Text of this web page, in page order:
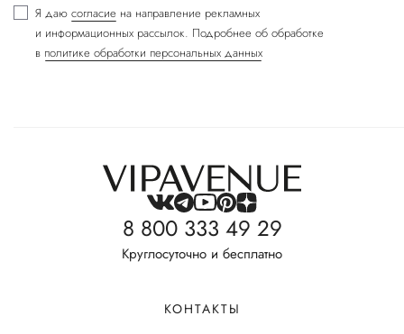
Я даю согласие на направление рекламных
и информационных рассылок. Подробнее об обработке
в политике обработки персональных данных
8 800 333 49 29
Круглосуточно и бесплатно
КОНТАКТЫ